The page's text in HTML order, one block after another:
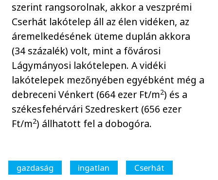
szerint rangsorolnak, akkor a veszprémi
Cserhát lakótelep áll az élen vidéken, az
áremelkedésének üteme duplán akkora
(34 százalék) volt, mint a fővárosi
Lágymányosi lakótelepen. A vidéki
lakótelepek mezőnyében egyébként még a
debreceni Vénkert (664 ezer Ft/m2) és a
székesfehérvári Szedreskert (656 ezer
Ft/m2) állhatott fel a dobogóra.
gazdaság ingatlan Cserhát